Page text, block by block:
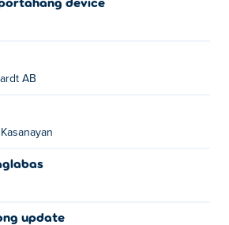
AB
update